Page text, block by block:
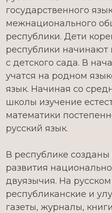
государственного
межнационального
республики. Дети
республики начинают
с детского сада. В
учатся на родном
язык. Начиная со
школы изучение
математики
русский язык.
В республике созданы
развития
двуязычия. На
республиканские и
газеты, журналы,